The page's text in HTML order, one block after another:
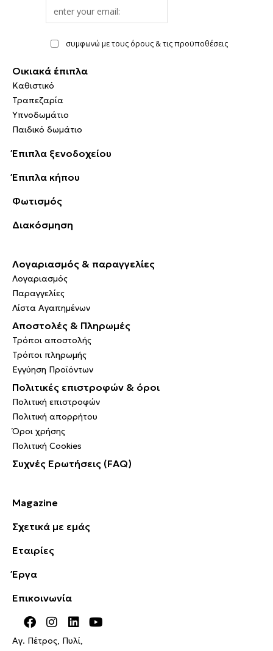
συμφωνώ με τους όρους & τις προϋποθέσεις
Οικιακά έπιπλα
Καθιστικό
Τραπεζαρία
Υπνοδωμάτιο
Παιδικό δωμάτιο
Έπιπλα ξενοδοχείου
Έπιπλα κήπου
Φωτισμός
Διακόσμηση
Λογαριασμός & παραγγελίες
Λογαριασμός
Παραγγελίες
Λίστα Αγαπημένων
Αποστολές & Πληρωμές
Τρόποι αποστολής
Τρόποι πληρωμής
Εγγύηση Προϊόντων
Πολιτικές επιστροφών & όροι
Πολιτική επιστροφών
Πολιτική απορρήτου
Όροι χρήσης
Πολιτική Cookies
Συχνές Ερωτήσεις (FAQ)
Magazine
Σχετικά με εμάς
Εταιρίες
Έργα
Επικοινωνία
Αγ. Πέτρος, Πυλί,